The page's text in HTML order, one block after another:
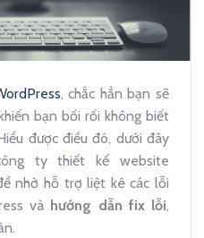
, chắc hẳn bạn sẽ
bạn bối rối không biết
được điều đó, dưới đây
ty thiết kế website
nhờ hỗ trợ liệt kê các lỗi
và hướng dẫn fix lỗi,